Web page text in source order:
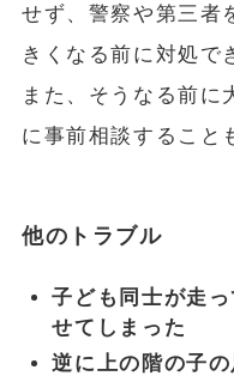
せず、警察や第三者
きくなる前に対処で
また、そうなる前に
に事前相談すること
他のトラブル
子ども同士が走
せてしまった
逆に上の階の子